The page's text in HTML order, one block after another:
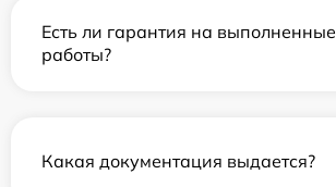
Есть ли гарантия на выполненные
работы?
Какая документация выдается?